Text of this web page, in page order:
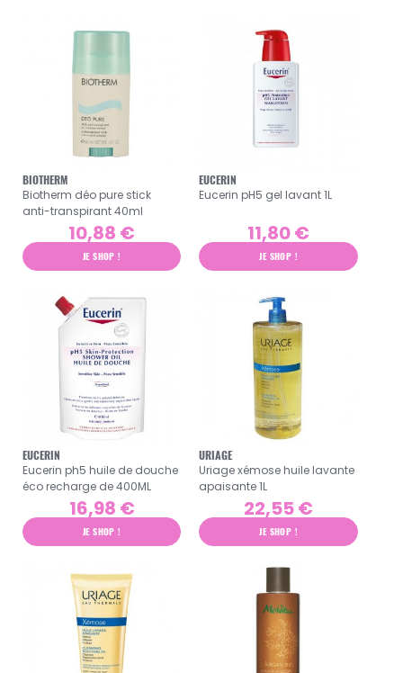
BIOTHERM
Biotherm déo pure stick
anti-transpirant 40ml
10,88 €
JE SHOP !
EUCERIN
Eucerin pH5 gel lavant 1L
11,80 €
JE SHOP !
EUCERIN
Eucerin ph5 huile de douche
éco recharge de 400ML
16,98 €
JE SHOP !
URIAGE
Uriage xémose huile lavante
apaisante 1L
22,55 €
JE SHOP !